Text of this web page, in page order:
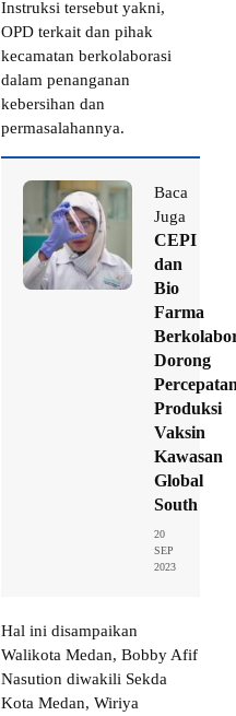
Instruksi tersebut yakni,
OPD terkait dan pihak
kecamatan berkolaborasi
dalam penanganan
kebersihan dan
permasalahannya.
Baca
Juga
CEPI
dan
Bio
Farma
Dorong
Produksi
Vaksin
Kawasan
Global
South
20
SEP
2023
Hal ini disampaikan
Walikota Medan, Bobby Afif
Nasution diwakili Sekda
Kota Medan, Wiriya